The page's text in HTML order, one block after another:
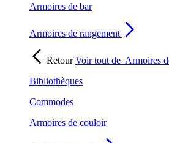
Armoires de bar
Armoires de rangement
RetourVoir tout de Armoires
Bibliothèques
Commodes
Armoires de couloir